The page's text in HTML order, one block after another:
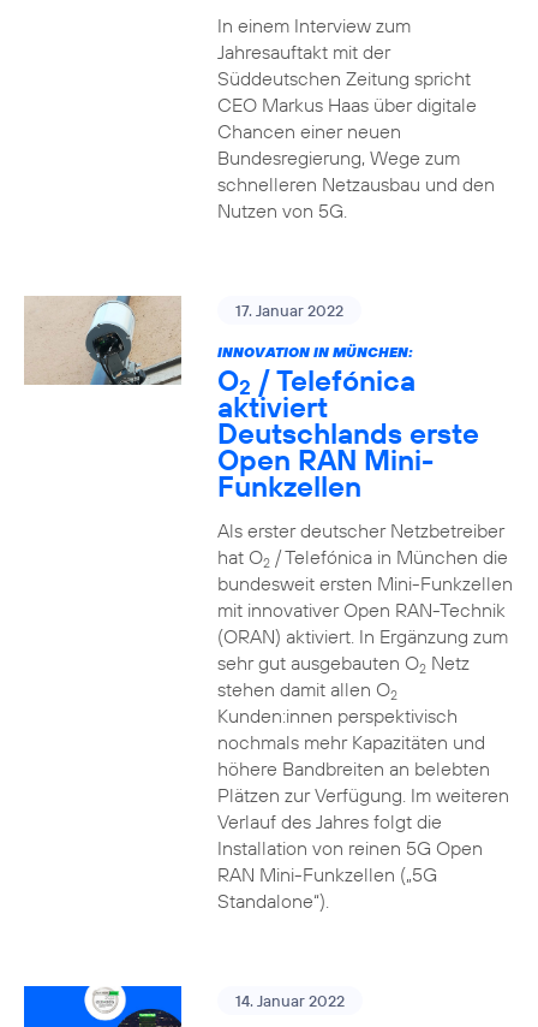
In einem Interview zum
Jahresauftakt mit der
Süddeutschen Zeitung spricht
CEO Markus Haas über digitale
Chancen einer neuen
Bundesregierung, Wege zum
schnelleren Netzausbau und den
Nutzen von 5G.
17. Januar 2022
INNOVATION IN MÜNCHEN:
O2 / Telefónica
aktiviert
Deutschlands erste
Open RAN Mini-
Funkzellen
Als erster deutscher Netzbetreiber
hat O2/ Telefónica in München die
bundesweit ersten Mini-Funkzellen
mit innovativer Open RAN-Technik
(ORAN) aktiviert. In Ergänzung zum
sehr gut ausgebauten O2Netz
stehen damit allen O2
Kunden:innen perspektivisch
nochmals mehr Kapazitäten und
höhere Bandbreiten an belebten
Plätzen zur Verfügung. Im weiteren
Verlauf des Jahres folgt die
Installation von reinen 5G Open
RAN Mini-Funkzellen („5G
Standalone“).
14. Januar 2022